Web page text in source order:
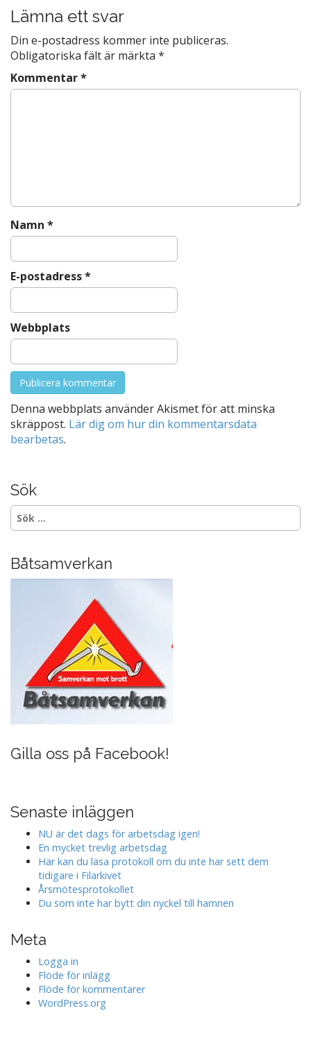
o
k
s
t
n
a
v
n
Lämna ett svar
Din e-postadress kommer inte publiceras.
Obligatoriska fält är märkta *
Kommentar*
Namn *
E-postadress*
Webbplats
Denna webbplats använder Akismet för att minska
skräppost. Lär dig om hur din kommentarsdata
bearbetas.
Sök
Sök
efter:
Båtsamverkan
Gilla oss på Facebook!
Senaste inläggen
NU är det dags för arbetsdag igen!
En mycket trevlig arbetsdag
Här kan du läsa protokoll om du inte har sett dem
tidigare i Filarkivet
Årsmötesprotokollet
Du som inte har bytt din nyckel till hamnen
Meta
Logga in
Flöde för inlägg
Flöde för kommentarer
WordPress.org